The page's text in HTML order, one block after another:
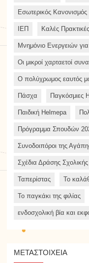
Εσωτερικός Κανονισμός
ΙΕΠ Καλές Πρακτικές
Μνημόνιο Ενεργειών
Οι μικροί χαρταετοί
Ο πολύχρωμος εαυτός
Πάσχα Παγκόσμιες
Παιδική Helmepa
Πρόγραμμα Σπουδών
Συνοδοιπόροι της
Σχέδια Δράσης
Ταπερίστας Το
Το παγκάκι της φιλίας
ενδοσχολική βία και
ΜΕΤΑΣΤΟΙΧΕΊΑ